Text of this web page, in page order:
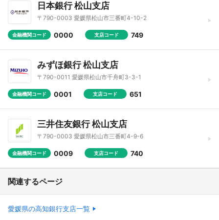
日本銀行 松山支店
〒790-0003 愛媛県松山市三番町4-10-2
金融機関コード 0000 支店コード 749
みずほ銀行 松山支店
〒790-0011 愛媛県松山市千舟町3-3-1
金融機関コード 0001 支店コード 651
三井住友銀行 松山支店
〒790-0003 愛媛県松山市三番町4-9-6
金融機関コード 0009 支店コード 740
関連するページ
愛媛県の高知銀行支店一覧